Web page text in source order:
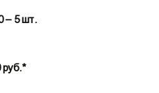
– 5 шт.
руб.*